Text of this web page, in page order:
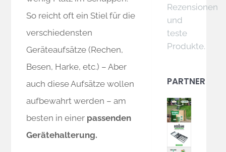
So reicht oft ein Stiel für die
verschiedensten
Geräteaufsätze (Rechen,
Besen, Harke, etc.) – Aber
auch diese Aufsätze wollen
aufbewahrt werden – am
besten in einer passenden
Gerätehalterung.
Rezensionen
und
teste
Produkte.
PARTNER